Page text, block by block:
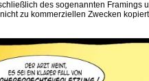
des sogenannten Framings
zu kommerziellen Zwecken